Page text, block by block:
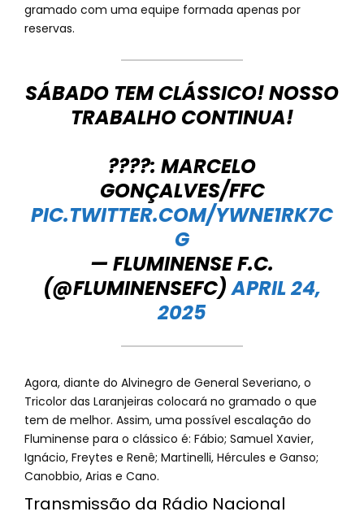
gramado com uma equipe formada apenas por
reservas.
SÁBADO TEM CLÁSSICO! NOSSO
TRABALHO CONTINUA!
????: MARCELO
GONÇALVES/FFC
PIC.TWITTER.COM/YWNE1RK7C
G
— FLUMINENSE F.C.
(@FLUMINENSEFC)APRIL 24,
2025
Agora, diante do Alvinegro de General Severiano, o
Tricolor das Laranjeiras colocará no gramado o que
tem de melhor. Assim, uma possível escalação do
Fluminense para o clássico é: Fábio; Samuel Xavier,
Ignácio, Freytes e Renê; Martinelli, Hércules e Ganso;
Canobbio, Arias e Cano.
Transmissão da Rádio Nacional